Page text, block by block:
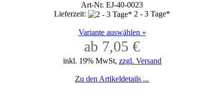
Art-Nr. EJ-40-0023
Lieferzeit:
2 - 3 Tage*
Variante auswählen »
ab 7,05 €
inkl. 19% MwSt, zzgl. Versand
Zu den Artikeldetails ...